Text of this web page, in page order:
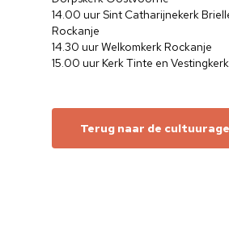
14.00 uur Sint Catharijnekerk
Rockanje
14.30 uur Welkomkerk Rockanje
15.00 uur Kerk Tinte en
Terug naar de